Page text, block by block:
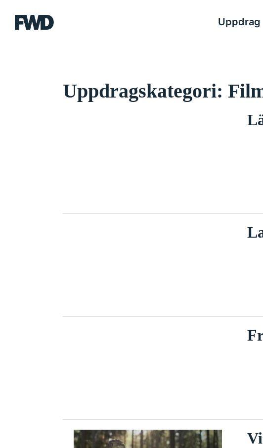
FWD Uppdrag
Uppdragskategori: